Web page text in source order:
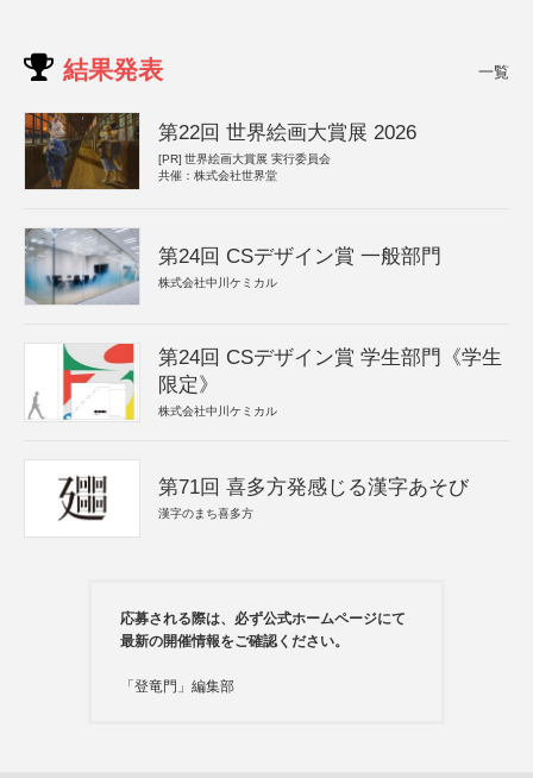
結果発表 一覧
第22回 世界絵画大賞展 2026
[PR] 世界絵画大賞展 実行委員会
共催：株式会社世界堂
第24回 CSデザイン賞 一般部門
株式会社中川ケミカル
第24回 CSデザイン賞 学生部門《学生
限定》
株式会社中川ケミカル
第71回 喜多方発感じる漢字あそび
漢字のまち喜多方
応募される際は、必ず公式ホームページにて
最新の開催情報をご確認ください。
「登竜門」編集部